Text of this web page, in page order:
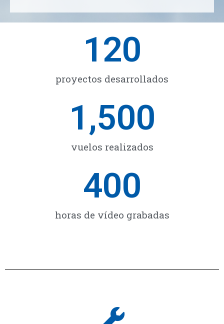
proyectos desarrollados
120
vuelos realizados
1,500
horas de vídeo grabadas
400